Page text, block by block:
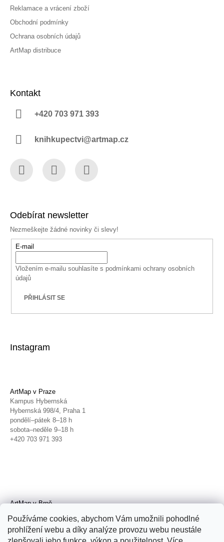
Používáme cookies, abychom Vám umožnili pohodlné
prohlížení webu a díky analýze provozu webu neustále
Reklamace a vrácení zboží
Obchodní podmínky
Ochrana osobních údajů
ArtMap distribuce
Kontakt
+420 703 971 393
knihkupectvi@artmap.cz
Odebírat newsletter
Nezmeškejte žádné novinky či slevy!
E-mail
Vložením e-mailu souhlasíte s podmínkami ochrany osobních
údajů
PŘIHLÁSIT SE
Instagram
ArtMap v Praze
Kampus Hybernská
Hybernská 998/4, Praha 1
pondělí–pátek 8–18 h
sobota–neděle 9–18 h
+420 703 971 393
ArtMap v Brně
Radnická 4, Brno
úterý–pátek 11–19 h